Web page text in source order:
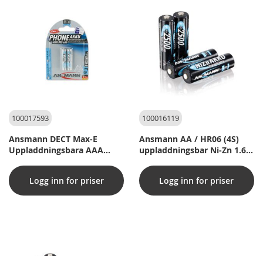
100017593
Ansmann DECT Max-E
Uppladdningsbara AAA
Logg inn for priser
100016119
Ansmann AA / HR06 (4S)
uppladdningsbar Ni-Zn 1.6V
Logg inn for priser